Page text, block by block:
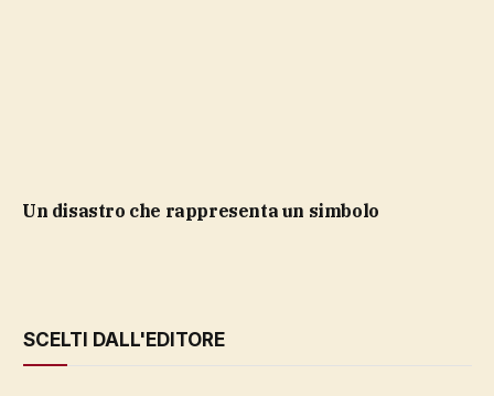
Un disastro che rappresenta un simbolo
SCELTI DALL'EDITORE